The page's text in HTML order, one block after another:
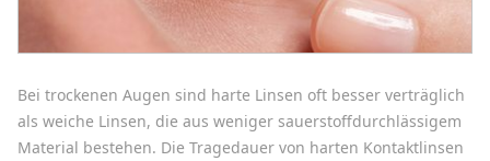
Bei trockenen Augen sind harte Linsen oft besser verträglich
als weiche Linsen, die aus weniger sauerstoffdurchlässigem
Material bestehen. Die Tragedauer von harten Kontaktlinsen